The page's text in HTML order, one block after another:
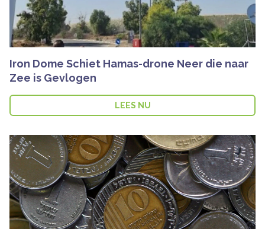
Iron Dome Schiet Hamas-drone Neer die naar
Zee is Gevlogen
LEES NU